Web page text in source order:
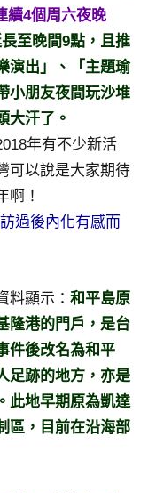
續4個周六夜晚
長至晚間9點，且推
演出」、「主題瑜
小朋友夜間玩沙堆
大汗了。
年有不少新活
可以說是大家期待
啊！
過後內化有感而
料顯示： 和平島原
隆港的門戶，是台
件後改名為和平
足跡的地方，亦是
此地早期原為凱達
區，目前在沿海部